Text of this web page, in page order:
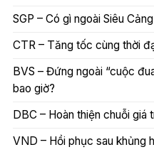
SGP – Có gì ngoài Siêu
CTR – Tăng tốc cùng thời
BVS – Đứng ngoài “cuộc
bao giờ?
DBC – Hoàn thiện chuỗi giá
VND – Hồi phục sau khủng